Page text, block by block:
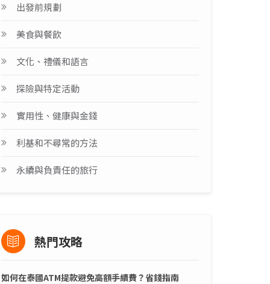
出發前規劃
美食與餐飲
文化、禮儀和語言
探險與特定活動
實用性、健康與金錢
利基和不尋常的方法
永續與負責任的旅行
熱門攻略
如何在泰國ATM提款避免高額手續費？省錢指南